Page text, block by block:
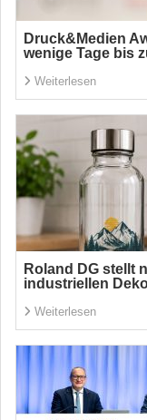
Druck&Medien
wenige Tage bis
Weiterlesen
Roland DG stellt
industriellen
Weiterlesen